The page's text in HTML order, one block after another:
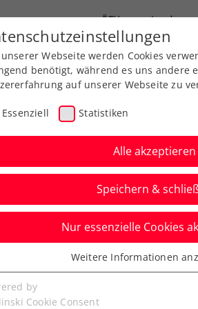
ÖTV
Ausbildung Services
beim
Breakfast
Webseite werden Cookies
benötigt, während es uns andere
auf unserer Webseite zu
Essenziell Statistiken
Alle akzeptieren
Speichern &
Nur essenzielle Cookies
Cookies werden für
benötigt. Dadurch ist
Weitere Informationen
by
Cookie Consent